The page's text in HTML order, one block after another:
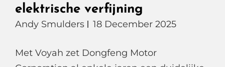
elektrische verfijning
Andy Smulders 18 December 2025
Met Voyah zet Dongfeng Motor